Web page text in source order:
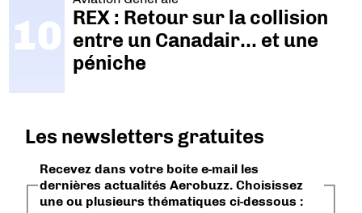
REX : Retour sur la collision
entre un Canadair… et une
péniche
Les newsletters gratuites
Recevez dans votre boite e-mail les
dernières actualités Aerobuzz. Choisissez
une ou plusieurs thématiques ci-dessous :